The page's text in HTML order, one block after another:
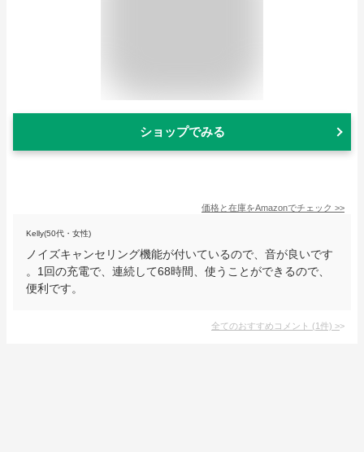
ショップでみる
価格と在庫をAmazonでチェック >>
Kelly(50代・女性)
ノイズキャンセリング機能が付いているので、音が良いです
。1回の充電で、連続して68時間、使うことができるので、
便利です。
全てのおすすめコメント (1件) >